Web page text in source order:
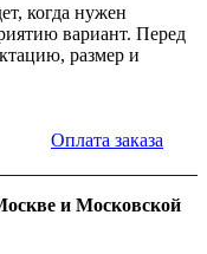
когда нужен
вариант. Перед
размер и
Оплата заказа
и Московской